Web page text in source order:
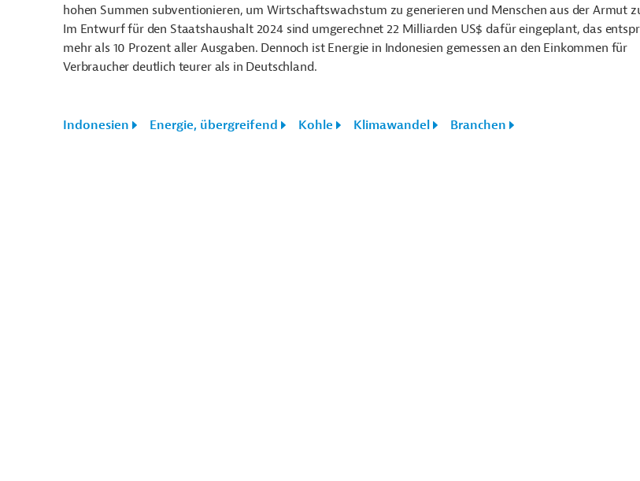
hohen Summen subventionieren, um Wirtschaftswachstum zu generieren und Menschen aus der Armut
Im Entwurf für den Staatshaushalt 2024 sind umgerechnet 22 Milliarden US$ dafür eingeplant, das
mehr als 10 Prozent aller Ausgaben. Dennoch ist Energie in Indonesien gemessen an den Einkommen für
Verbraucher deutlich teurer als in Deutschland.
Indonesien Energie, übergreifend Kohle Klimawandel Branchen